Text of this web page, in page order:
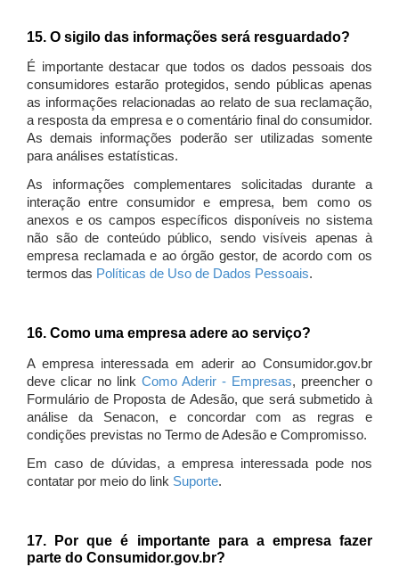
15. O sigilo das informações será resguardado?
É importante destacar que todos os dados pessoais dos
consumidores estarão protegidos, sendo públicas apenas
as informações relacionadas ao relato de sua reclamação,
a resposta da empresa e o comentário final do consumidor.
As demais informações poderão ser utilizadas somente
para análises estatísticas.
As informações complementares solicitadas durante a
interação entre consumidor e empresa, bem como os
anexos e os campos específicos disponíveis no sistema
não são de conteúdo público, sendo visíveis apenas à
empresa reclamada e ao órgão gestor, de acordo com os
termos das Políticas de Uso de Dados Pessoais.
16. Como uma empresa adere ao serviço?
A empresa interessada em aderir ao Consumidor.gov.br
deve clicar no link Como Aderir - Empresas, preencher o
Formulário de Proposta de Adesão, que será submetido à
análise da Senacon, e concordar com as regras e
condições previstas no Termo de Adesão e Compromisso.
Em caso de dúvidas, a empresa interessada pode nos
contatar por meio do link Suporte.
17. Por que é importante para a empresa fazer
parte do Consumidor.gov.br?